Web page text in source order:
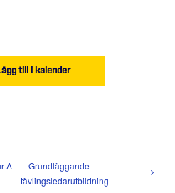
till i kalender
A
Grundläggande
tävlingsledarutbildning